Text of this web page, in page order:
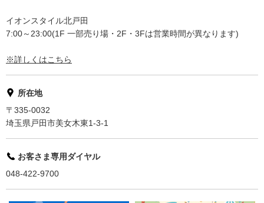
イオンスタイル北戸田
7:00～23:00(1F 一部売り場・2F・3Fは営業時間が異なります)
※詳しくはこちら
所在地
〒335-0032
埼玉県戸田市美女木東1-3-1
お客さま専用ダイヤル
048-422-9700